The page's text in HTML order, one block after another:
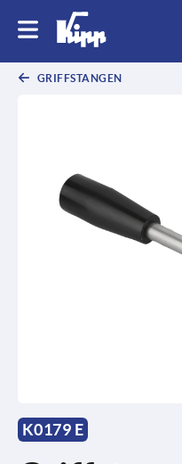
GRIFFSTANGEN
K0179 E